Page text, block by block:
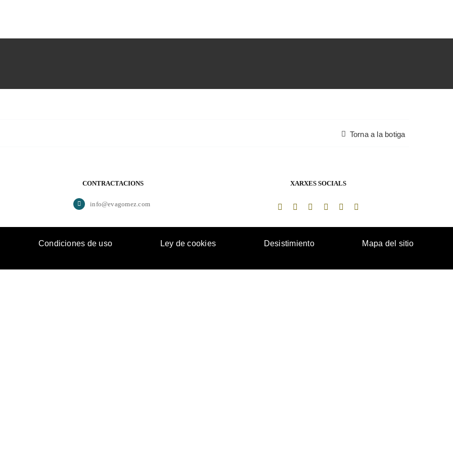
Torna a la botiga
CONTRACTACIONS
info@evagomez.com
XARXES SOCIALS
Condiciones de uso Ley de cookies Desistimiento Mapa del sitio